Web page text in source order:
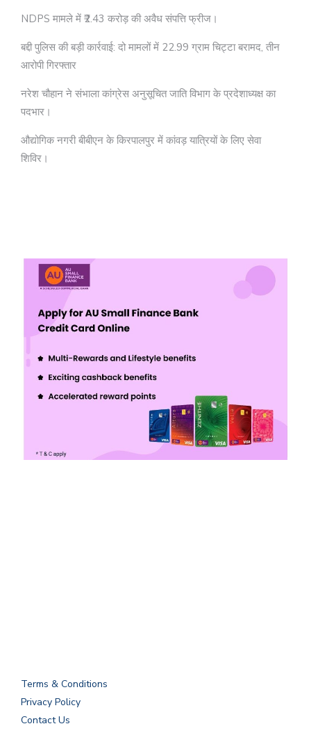
NDPS मामले में ₹2.43 करोड़ की अवैध संपत्ति फ्रीज।
बद्दी पुलिस की बड़ी कार्रवाई: दो मामलों में 22.99 ग्राम चिट्टा बरामद, तीन
आरोपी गिरफ्तार
नरेश चौहान ने संभाला कांग्रेस अनुसूचित जाति विभाग के प्रदेशाध्यक्ष का
पदभार।
औद्योगिक नगरी बीबीएन के किरपालपुर में कांवड़ यात्रियों के लिए सेवा
शिविर।
Terms & Conditions
Privacy Policy
Contact Us